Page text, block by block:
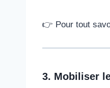
👉 Pour tout
3. Mobiliser